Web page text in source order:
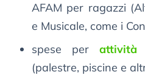
AFAM per ragazzi
e Musicale, come i
spese per attività
(palestre, piscine e